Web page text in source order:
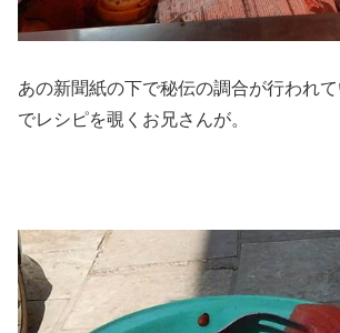
あの新聞紙の下で秘伝の調合が行われ
でレシピを覗くお兄さんが。